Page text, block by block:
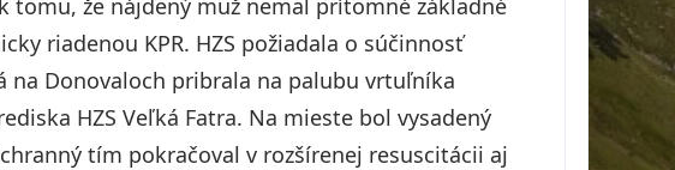
tomu, že nájdený muž nemal prítomné základné
riadenou KPR. HZS požiadala o súčinnosť
na Donovaloch pribrala na palubu vrtuľníka
HZS Veľká Fatra. Na mieste bol vysadený
tím pokračoval v rozšírenej resuscitácii aj